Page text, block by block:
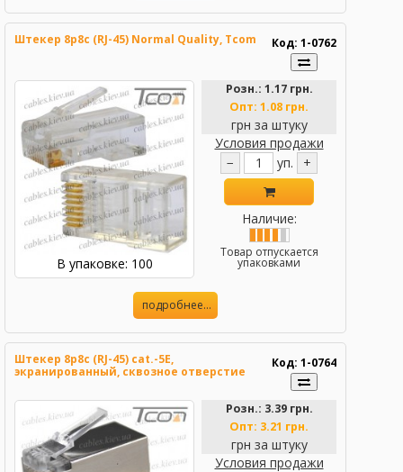
Штекер 8р8с (RJ-45) Normal Quality, Tcom Код: 1-0762
В упаковке: 100
Розн.: 1.17 грн.
Опт: 1.08 грн.
грн за штуку
Условия продажи
−
уп. +
Наличие:
Товар отпускается
упаковками
подробнее...
Штекер 8p8c (RJ-45) cat.-5E,
экранированный, сквозное отверстие
Код: 1-0764
Розн.: 3.39 грн.
Опт: 3.21 грн.
грн за штуку
Условия продажи